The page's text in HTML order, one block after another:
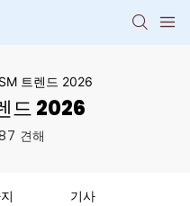
트렌드 2026
드 2026
견해
기사